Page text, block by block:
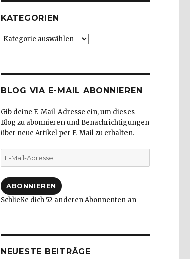
KATEGORIEN
Kategorien
BLOG VIA E-MAIL ABONNIEREN
Gib deine E-Mail-Adresse ein, um dieses
Blog zu abonnieren und Benachrichtigungen
über neue Artikel per E-Mail zu erhalten.
E-
Mail-
ABONNIEREN
Schließe dich 52 anderen Abonnenten an
NEUESTE BEITRÄGE